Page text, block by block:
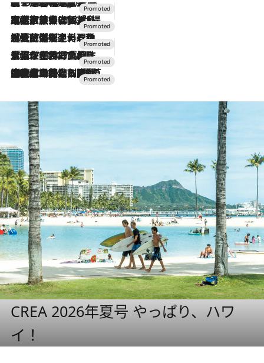
2026.7.31
【ホテル帰省】という選択肢をOMOが提案。家族とほどよい距離を保つには「昼は実家、夜は気兼ねなくホテルで！」
2026.7.24
【夏限定ディナーコース】旬を迎える稚鮎や花ズッキーニなどをイタリア・トスカーナの郷土料理の手法で満喫！
2026.7.17
「土佐和ハーブかき氷」がOMO7高知に登場！生姜、山椒、大葉など目にも舌にも涼を呼ぶ郷土の味
2026.7.10
NEW OPEN！【界 草津】名湯の地に誕生。趣の異なる2種の温泉と上州ならではの会席・蕎麦割烹など美食を味わう究極の癒やし旅
CREA 2026年夏号 やっぱり、ハワ
イ！